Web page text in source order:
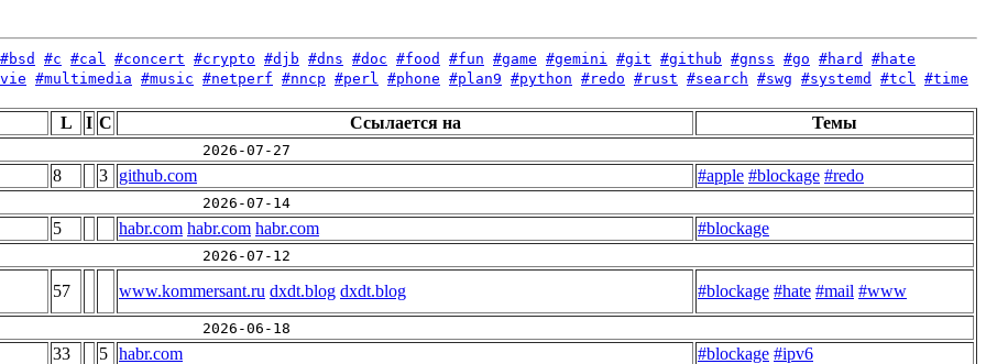
#bsd #c #cal #concert #crypto #djb #dns #doc #food #fun #game #gemini #git #github #gnss #go #hard
#hate
#multimedia #music #netperf #nncp #perl #phone #plan9 #python #redo #rust #search #swg #systemd #tcl #time
L I C Ссылается на Темы
2026-07-27
8 3 github.com #apple #blockage #redo
2026-07-14
5 habr.com habr.com habr.com #blockage
2026-07-12
57 www.kommersant.ru dxdt.blog dxdt.blog #blockage #hate #mail #www
2026-06-18
33 5 habr.com #blockage #ipv6